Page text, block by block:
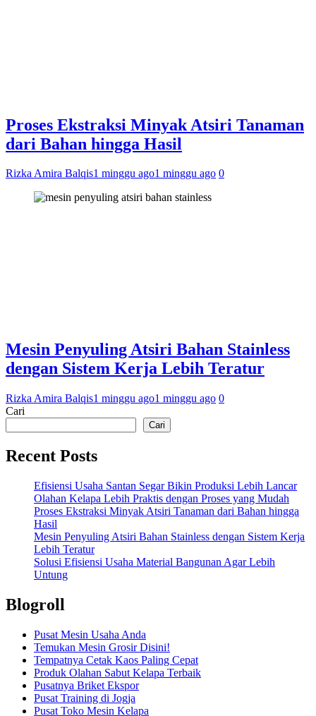
Proses Ekstraksi Minyak Atsiri Tanaman
dari Bahan hingga Hasil
Rizka Amira Balqis1 minggu ago1 minggu ago 0
Mesin Penyuling Atsiri Bahan Stainless
dengan Sistem Kerja Lebih Teratur
Rizka Amira Balqis1 minggu ago1 minggu ago 0
Cari
Cari
Recent Posts
Efisiensi Usaha Santan Segar Bikin Produksi Lebih Lancar
Olahan Kelapa Lebih Praktis dengan Proses yang Mudah
Proses Ekstraksi Minyak Atsiri Tanaman dari Bahan hingga
Hasil
Mesin Penyuling Atsiri Bahan Stainless dengan Sistem Kerja
Lebih Teratur
Solusi Efisiensi Usaha Material Bangunan Agar Lebih
Untung
Blogroll
Pusat Mesin Usaha Anda
Temukan Mesin Grosir Disini!
Tempatnya Cetak Kaos Paling Cepat
Produk Olahan Sabut Kelapa Terbaik
Pusatnya Briket Ekspor
Pusat Training di Jogja
Pusat Toko Mesin Kelapa